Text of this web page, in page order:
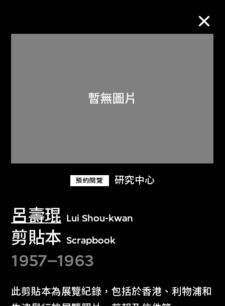
預約閱覽 研究中心
呂壽琨 Lui Shou-kwan
剪貼本 Scrapbook
1957–1963
此剪貼本為展覽紀錄，包括於香港、利物浦和
關於M+藏品
探索世界頂級的二十及二十一世紀視覺
文化藏品。